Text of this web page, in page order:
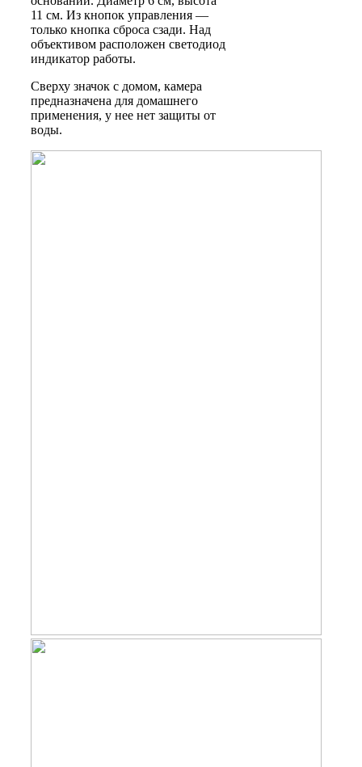
11 см. Из кнопок управления —
только кнопка сброса сзади. Над
объективом расположен светодиод
индикатор работы.
Сверху значок с домом, камера
предназначена для домашнего
применения, у нее нет защиты от
воды.